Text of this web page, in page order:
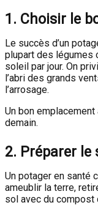
1. Choisir le
Le succès d’un
plupart des légumes
soleil par jour. On
l’abri des grands
l’arrosage.
Un bon emplacement
demain.
2. Préparer le
Un potager en santé
ameublir la terre,
sol avec du compost